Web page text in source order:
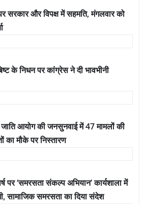
सरकार और विपक्ष में सहमति, मंगलवार को
के निधन पर कांग्रेस ने दी भावभीनी
आयोग की जनसुनवाई में 47 मामलों की
का मौके पर निस्तारण
पर ‘समरसता संकल्प अभियान’ कार्यशाला में
सामाजिक समरसता का दिया संदेश